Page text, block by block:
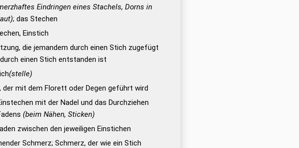
Eindringen eines Stachels, Dorns in
; das Stechen
Einstich
die jemandem durch einen Stich zugefügt
einen Stich entstanden ist
(stelle)
der mit dem Florett oder Degen geführt wird
mit der Nadel und das Durchziehen
(beim Nähen, Sticken)
zwischen den jeweiligen Einstichen
Schmerz; Schmerz, der wie ein Stich